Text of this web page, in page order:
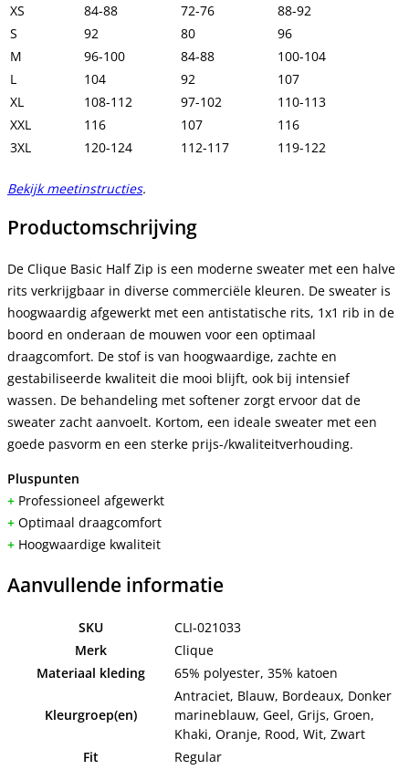
XS
84-88 72-76
88-92
S
92 80
96
M
96-100 84-88
100-104
L
104 92
107
XL
108-112 97-102
110-113
XXL
116 107
116
3XL
120-124 112-117 119-122
Bekijk meetinstructies.
Productomschrijving
De Clique Basic Half Zip is een moderne sweater met een halve
rits verkrijgbaar in diverse commerciële kleuren. De sweater is
hoogwaardig afgewerkt met een antistatische rits, 1x1 rib in de
boord en onderaan de mouwen voor een optimaal
draagcomfort. De stof is van hoogwaardige, zachte en
gestabiliseerde kwaliteit die mooi blijft, ook bij intensief
wassen. De behandeling met softener zorgt ervoor dat de
sweater zacht aanvoelt. Kortom, een ideale sweater met een
goede pasvorm en een sterke prijs-/kwaliteitverhouding.
Pluspunten
+ Professioneel afgewerkt
+ Optimaal draagcomfort
+ Hoogwaardige kwaliteit
Aanvullende informatie
SKU
CLI-021033
Merk
Clique
Materiaal kleding
65% polyester, 35% katoen
Kleurgroep(en)
Antraciet, Blauw, Bordeaux, Donker
marineblauw, Geel, Grijs, Groen,
Khaki, Oranje, Rood, Wit, Zwart
Fit
Regular